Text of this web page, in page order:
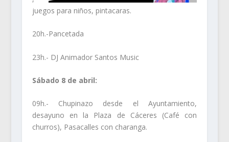
juegos para niños, pintacaras.
20h.-Pancetada
23h.- DJ Animador Santos Music
Sábado 8 de abril:
09h.- Chupinazo desde el Ayuntamiento,
desayuno en la Plaza de Cáceres (Café con
churros), Pasacalles con charanga.